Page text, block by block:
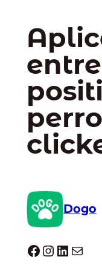
Dogo
Dogo facebook InstagramLinkedIn Correo electrónico